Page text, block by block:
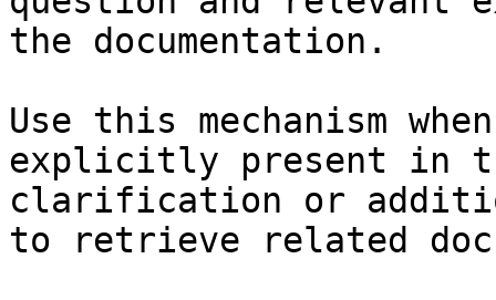
the documentation.
Use this mechanism
explicitly present in
clarification or